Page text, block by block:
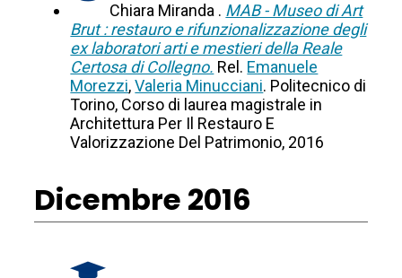
Chiara Miranda . MAB - Museo di Art
Brut : restauro e rifunzionalizzazione degli
ex laboratori arti e mestieri della Reale
Certosa di Collegno. Rel. Emanuele
Morezzi,Valeria Minucciani. Politecnico di
Torino, Corso di laurea magistrale in
Architettura Per Il Restauro E
Valorizzazione Del Patrimonio, 2016
Dicembre 2016